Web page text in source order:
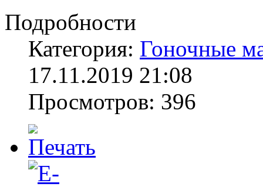
Подробности
Категория: Гоночные
17.11.2019 21:08
Просмотров: 396